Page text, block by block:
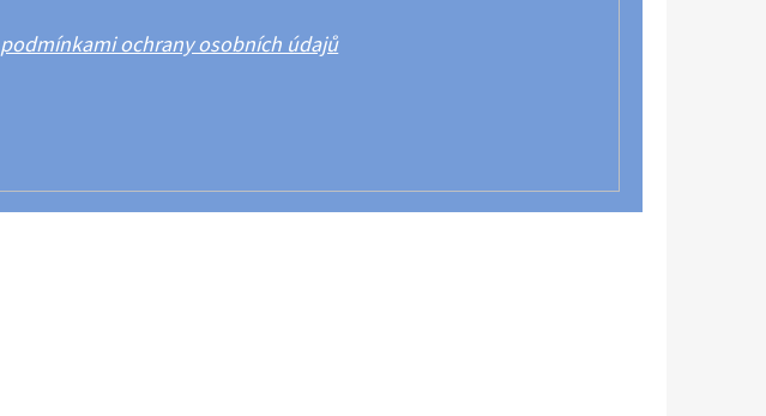
podmínkami ochrany osobních údajů